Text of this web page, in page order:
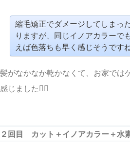
縮毛矯正でダメージしてしまっ
りますが、同じイノアカラーで
えば色落ちも早く感じそうですね
髪がなかなか乾かなくて、お家では
感じました🙇‍♀️
２回目 カット＋イノアカラー＋水